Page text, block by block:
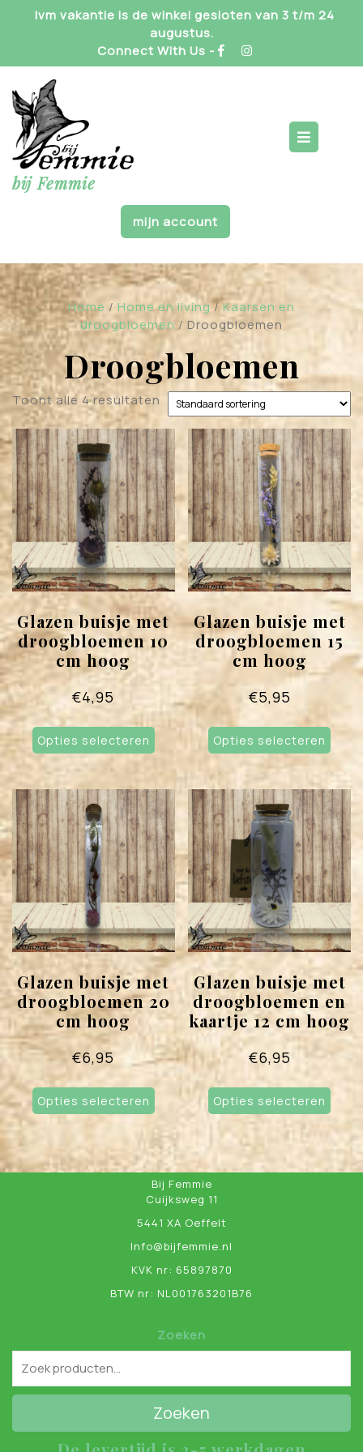
Ivm vakantie is de winkel gesloten van 3 t/m 24
augustus.
Connect With Us -
bij Femmie
mijn account
Home / Home en living/Kaarsen en
droogbloemen / Droogbloemen
Droogbloemen
Toont alle 4 resultaten
Glazen buisje met
droogbloemen 10
cm hoog
€4,95
Opties selecteren
product
heeft
meerdere
variaties.
Deze
optie
kan
gekozen
worden
op
de
productpagina
Glazen buisje met
droogbloemen 15
cm hoog
€5,95
Opties selecteren
Dit
Deze
kan
op
de
Glazen buisje met
droogbloemen 20
cm hoog
€6,95
Opties selecteren
product
meerdere
variaties.
Deze
optie
kan
gekozen
worden
productpagina
Glazen buisje met
droogbloemen en
kaartje 12 cm hoog
€6,95
Opties selecteren
Deze
Bij Femmie
Cuijksweg 11
5441 XA Oeffelt
Info@bijfemmie.nl
KVK nr: 65897870
BTW nr: NL001763201B76
Zoeken
Zoeken